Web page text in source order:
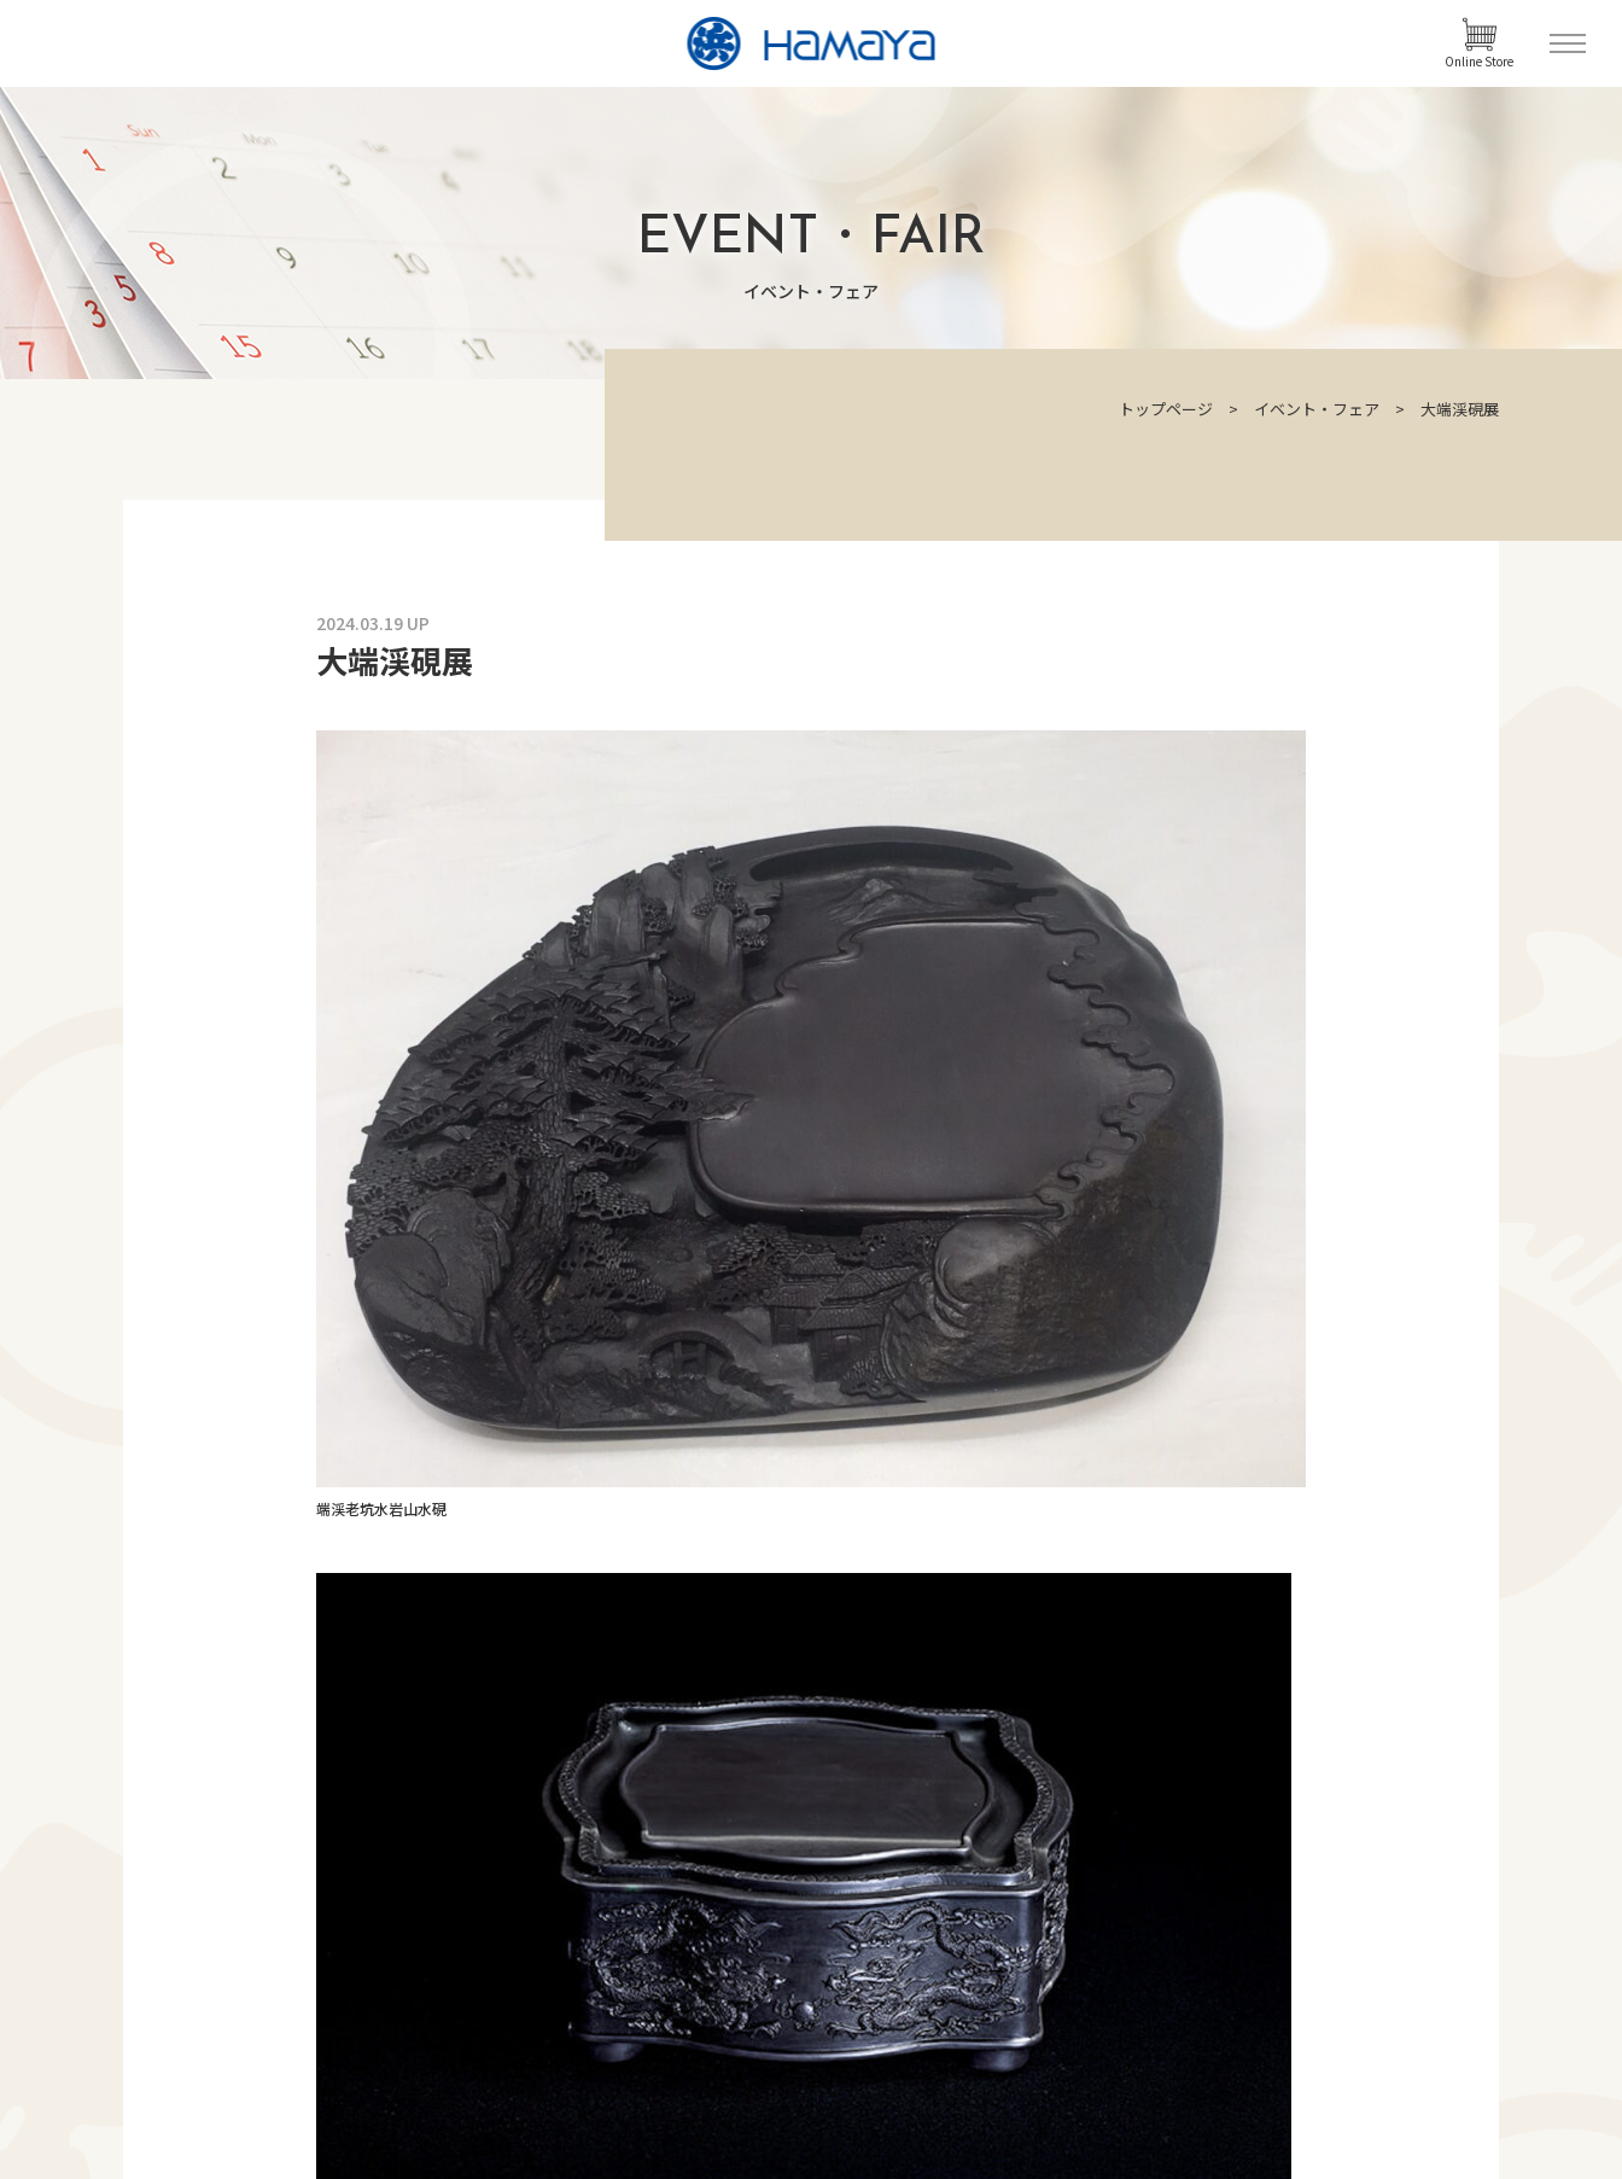
Online Store
EVENT・FAIR
イベント・フェア
トップページ イベント・フェア 大端渓硯展
2024.03.19 UP
大端渓硯展
端渓老坑水岩山水硯